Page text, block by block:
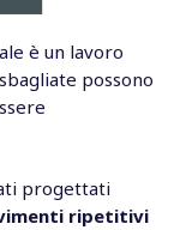
è un lavoro
possono
progettati
ripetitivi